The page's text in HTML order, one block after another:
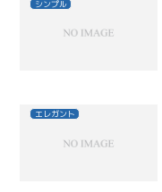
シンプル
エレガント